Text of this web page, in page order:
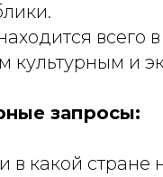
всего
культурным и
запросы:
в какой стране